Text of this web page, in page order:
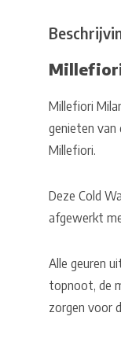
Millefiori
Millefiori
genieten
Millefiori.
Deze Cold
afgewerkt
Alle geuren
topnoot, de
zorgen voor